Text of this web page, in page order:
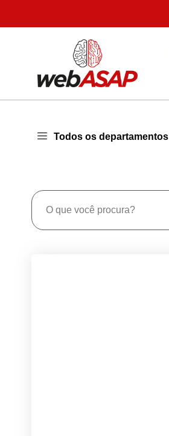
Todos os departamentos